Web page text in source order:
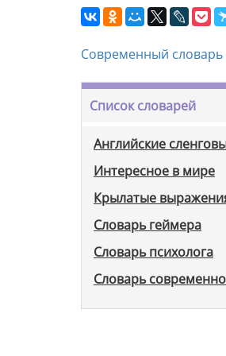
Современный словарь
Список словарей
Английские
Интересное в мире
Крылатые
Словарь геймера
Словарь психолога
Словарь